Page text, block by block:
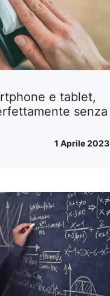
e tablet,
senza
1 Aprile 2023